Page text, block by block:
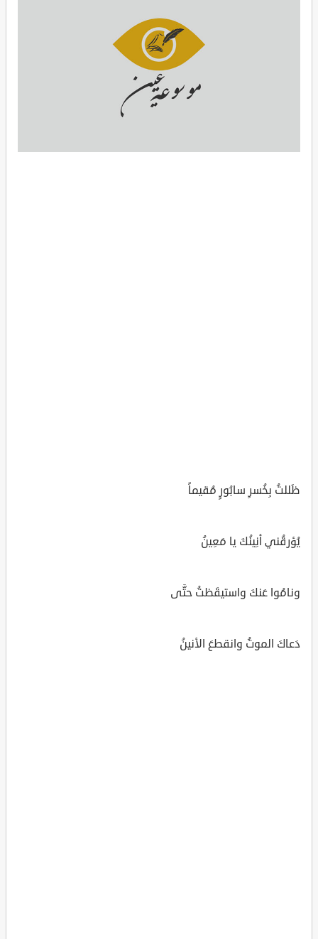
ظَللتُ بِخُسرِ سابُورٍ مُقيماً
يُؤرقُني أنِينُكَ يا مَعِينُ
ونامُوا عَنكَ واستيقَظتُ حتَّى
دَعاكَ الموتُ وانقطعَ الأنينُ